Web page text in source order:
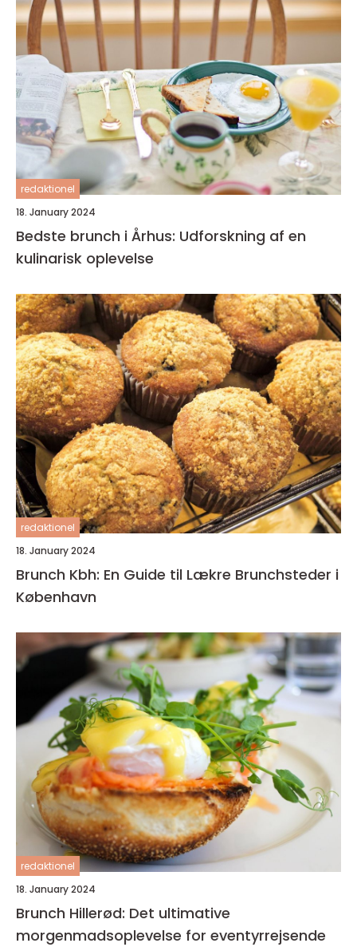
redaktionel
18. January 2024
Bedste brunch i Århus: Udforskning af en
kulinarisk oplevelse
redaktionel
18. January 2024
Brunch Kbh: En Guide til Lækre Brunchsteder i
København
redaktionel
18. January 2024
Brunch Hillerød: Det ultimative
morgenmadsoplevelse for eventyrrejsende